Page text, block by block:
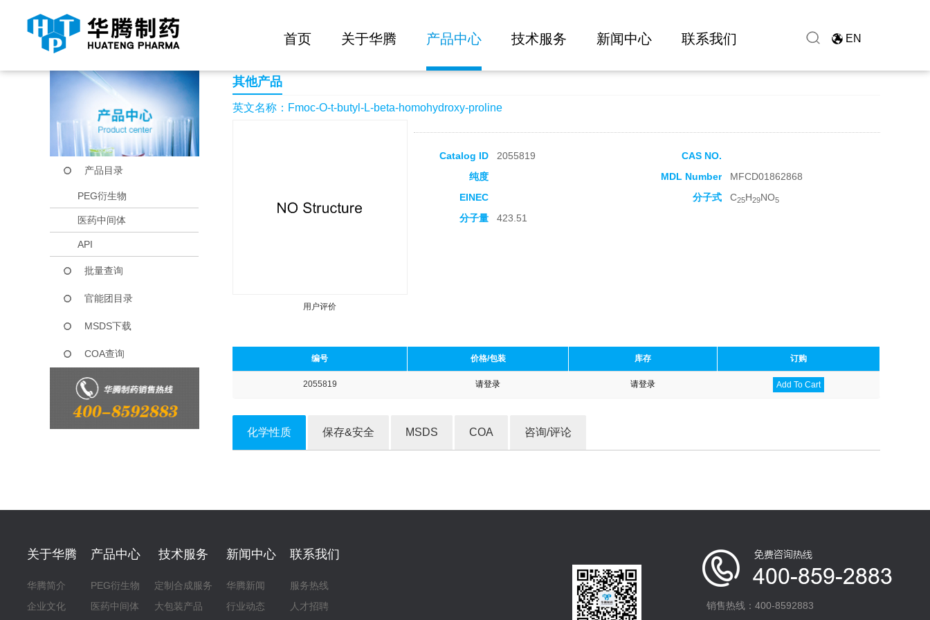
首页 关于华腾 产品中心 技术服务 新闻中心 联系我们 EN
当前位置： 首页 产品中心 Fmoc-O-t-butyl-L-beta-homohydroxy-proline
产品目录
PEG衍生物
医药中间体
API
批量查询
官能团目录
MSDS下载
COA查询
其他产品
英文名称：Fmoc-O-t-butyl-L-beta-homohydroxy-proline
用户评价
Catalog ID 2055819
CAS NO.
纯度
MDL Number
MFCD01862868
EINEC
分子式 C25H29NO5
分子量 423.51
编号 价格/包装 库存 订购
2055819 请登录 请登录 Add To Cart
化学性质 保存&安全 MSDS COA 咨询/评论
关于华腾
华腾简介
企业文化
产品中心
PEG衍生物
医药中间体
技术服务
定制合成服务
大包装产品
新闻中心
华腾新闻
行业动态
联系我们
服务热线
人才招聘
销售热线：400-8592883